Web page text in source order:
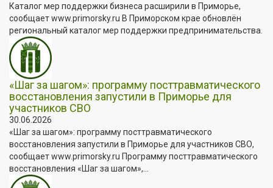
Каталог мер поддержки бизнеса расширили в Приморье,
сообщает www.primorsky.ru В Приморском крае обновлён
региональный каталог мер поддержки предпринимательства.
«Шаг за шагом»: программу посттравматического
восстановления запустили в Приморье для
участников СВО
30.06.2026
«Шаг за шагом»: программу посттравматического
восстановления запустили в Приморье для участников СВО,
сообщает www.primorsky.ru Программу посттравматического
восстановления «Шаг за шагом»,...